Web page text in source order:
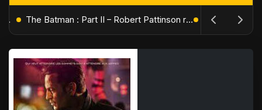
L'Âge de Glace : Le Réveil du Volcan – Manny, Sid et Diego de retour pour une aventure explosive The Batman : Part II – Robert Pattinson replonge dans les ténèbres de Gotham dès octobre 2027